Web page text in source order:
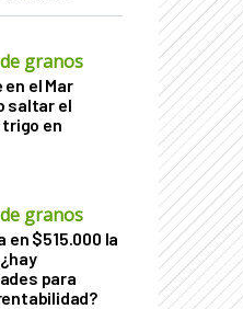
granos
el Mar
saltar el
en
granos
en $515.000 la
para